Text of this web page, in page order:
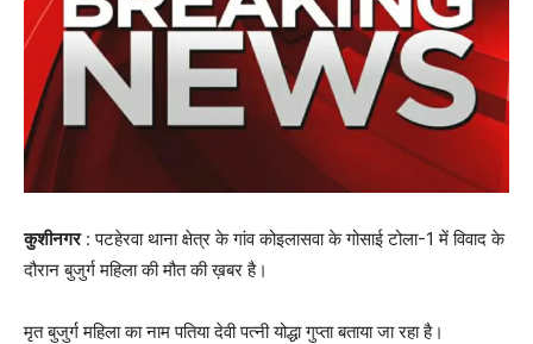
कुशीनगर: पटहेरवा थाना क्षेत्र के गांव कोइलासवा के गोसाई टोला-1 में विवाद के
दौरान बुजुर्ग महिला की मौत की ख़बर है।
मृत बुजुर्ग महिला का नाम पतिया देवी पत्नी योद्धा गुप्ता बताया जा रहा है।